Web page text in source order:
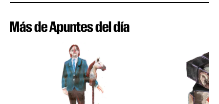
Más de Apuntes del día